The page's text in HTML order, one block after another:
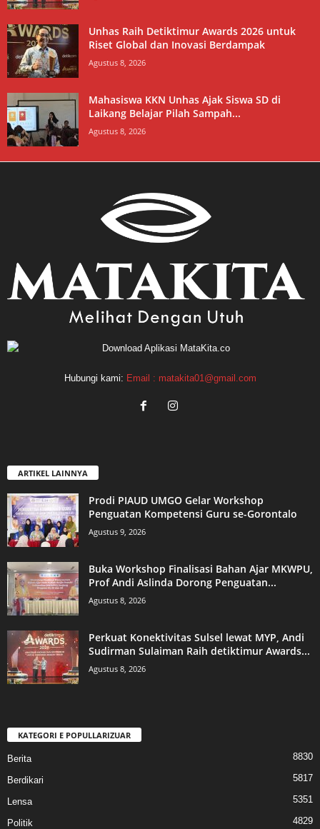
Unhas Raih Detiktimur Awards 2026 untuk
Riset Global dan Inovasi Berdampak
Agustus 8, 2026
Mahasiswa KKN Unhas Ajak Siswa SD di
Laikang Belajar Pilah Sampah...
Agustus 8, 2026
Hubungi kami: Email : matakita01@gmail.com
ARTIKEL LAINNYA
Prodi PIAUD UMGO Gelar Workshop
Penguatan Kompetensi Guru se-Gorontalo
Agustus 9, 2026
Buka Workshop Finalisasi Bahan Ajar MKWPU,
Prof Andi Aslinda Dorong Penguatan...
Agustus 8, 2026
Perkuat Konektivitas Sulsel lewat MYP, Andi
Sudirman Sulaiman Raih detiktimur Awards...
Agustus 8, 2026
KATEGORI E POPULLARIZUAR
Berita 8830
Berdikari 5817
Lensa 5351
Politik 4829